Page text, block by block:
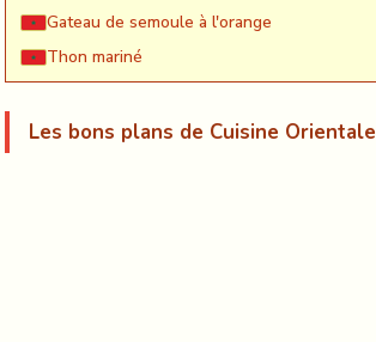
Gateau de semoule à l'orange
Thon mariné
Les bons plans de Cuisine Orientale